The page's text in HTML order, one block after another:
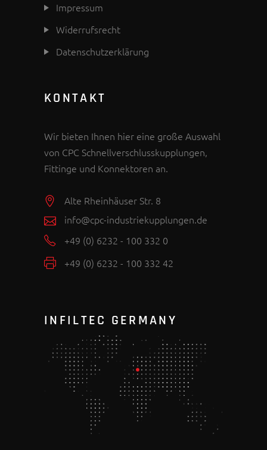
Impressum
Widerrufsrecht
Datenschutzerklärung
KONTAKT
Wir bieten Ihnen hier eine große Auswahl
von CPC Schnellverschlusskupplungen,
Fittinge und Konnektoren an.
Alte Rheinhäuser Str. 8
info@cpc-industriekupplungen.de
+49 (0) 6232 - 100 332 0
+49 (0) 6232 - 100 332 42
INFILTEC GERMANY